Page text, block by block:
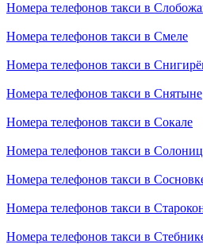
Номера телефонов такси в
Номера телефонов такси в Смеле
Номера телефонов такси в
Номера телефонов такси в Снятыне
Номера телефонов такси в Сокале
Номера телефонов такси в
Номера телефонов такси в
Номера телефонов такси в
Номера телефонов такси в